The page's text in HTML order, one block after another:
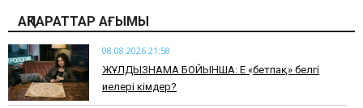
АҚПАРАТТАР АҒЫМЫ
08.08.2026 21:58
ЖҰЛДЫЗНАМА БОЙЫНША: Ең «бетпақ» белгі
иелері кімдер?